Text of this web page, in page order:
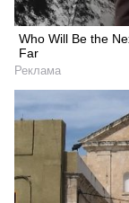
Who Will Be the
Far
Реклама